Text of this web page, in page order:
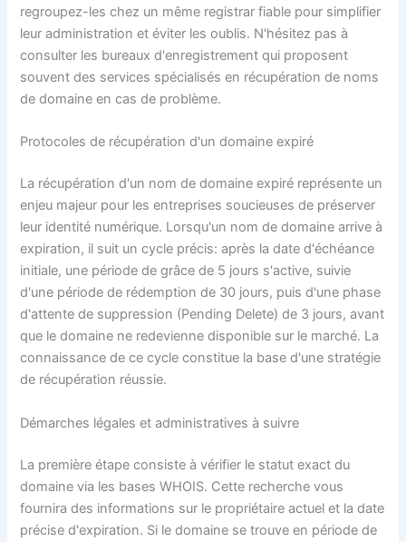
regroupez-les chez un même registrar fiable pour simplifier
leur administration et éviter les oublis. N'hésitez pas à
consulter les bureaux d'enregistrement qui proposent
souvent des services spécialisés en récupération de noms
de domaine en cas de problème.
Protocoles de récupération d'un domaine expiré
La récupération d'un nom de domaine expiré représente un
enjeu majeur pour les entreprises soucieuses de préserver
leur identité numérique. Lorsqu'un nom de domaine arrive à
expiration, il suit un cycle précis: après la date d'échéance
initiale, une période de grâce de 5 jours s'active, suivie
d'une période de rédemption de 30 jours, puis d'une phase
d'attente de suppression (Pending Delete) de 3 jours, avant
que le domaine ne redevienne disponible sur le marché. La
connaissance de ce cycle constitue la base d'une stratégie
de récupération réussie.
Démarches légales et administratives à suivre
La première étape consiste à vérifier le statut exact du
domaine via les bases WHOIS. Cette recherche vous
fournira des informations sur le propriétaire actuel et la date
précise d'expiration. Si le domaine se trouve en période de